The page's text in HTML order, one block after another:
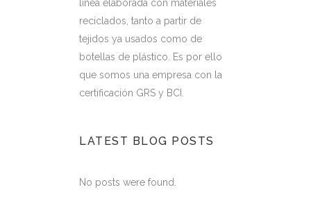
línea elaborada con materiales
reciclados, tanto a partir de
tejidos ya usados como de
botellas de plástico. Es por ello
que somos una empresa con la
certificación GRS y BCI.
LATEST BLOG POSTS
No posts were found.